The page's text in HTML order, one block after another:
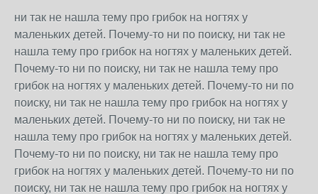
ни так не нашла тему про грибок на ногтях у
маленьких детей. Почему-то ни по поиску, ни так не
нашла тему про грибок на ногтях у маленьких детей.
Почему-то ни по поиску, ни так не нашла тему про
грибок на ногтях у маленьких детей. Почему-то ни по
поиску, ни так не нашла тему про грибок на ногтях у
маленьких детей. Почему-то ни по поиску, ни так не
нашла тему про грибок на ногтях у маленьких детей.
Почему-то ни по поиску, ни так не нашла тему про
грибок на ногтях у маленьких детей. Почему-то ни по
поиску, ни так не нашла тему про грибок на ногтях у